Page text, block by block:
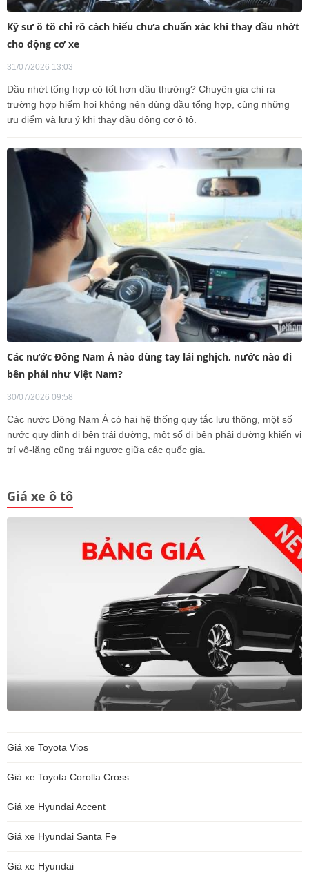
Kỹ sư ô tô chỉ rõ cách hiểu chưa chuẩn xác khi thay dầu nhớt
cho động cơ xe
31/07/2026 13:03
Dầu nhớt tổng hợp có tốt hơn dầu thường? Chuyên gia chỉ ra
trường hợp hiếm hoi không nên dùng dầu tổng hợp, cùng những
ưu điểm và lưu ý khi thay dầu động cơ ô tô.
Các nước Đông Nam Á nào dùng tay lái nghịch, nước nào đi
bên phải như Việt Nam?
30/07/2026 09:58
Các nước Đông Nam Á có hai hệ thống quy tắc lưu thông, một số
nước quy định đi bên trái đường, một số đi bên phải đường khiến vị
trí vô-lăng cũng trái ngược giữa các quốc gia.
Giá xe ô tô
Giá xe Toyota Vios
Giá xe Toyota Corolla Cross
Giá xe Hyundai Accent
Giá xe Hyundai Santa Fe
Giá xe Hyundai